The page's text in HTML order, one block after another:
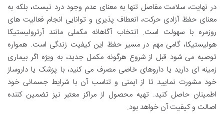
در نهایت، سلامت مفاصل تنها به معنای عدم وجود درد نیست، بلکه به
معنای حفظ آزادی حرکت، انعطاف پذیری و توانایی انجام فعالیت های
روزمره با سهولت است. انتخاب آگاهانه مکملی مانند آرترولیستیکا
هولیستیکا، گامی مهم در مسیر حفظ این کیفیت زندگی است. همواره
توصیه می شود قبل از شروع هرگونه مکمل جدید، به ویژه اگر بیماری
زمینه ای دارید یا داروهای خاصی مصرف می کنید، با پزشک یا داروساز
خود مشورت نمایید تا از ایمنی و تناسب آن با شرایط جسمانی خود
اطمینان حاصل کنید. تهیه محصول از مراکز معتبر نیز تضمین کننده
اصالت و کیفیت آن خواهد بود.